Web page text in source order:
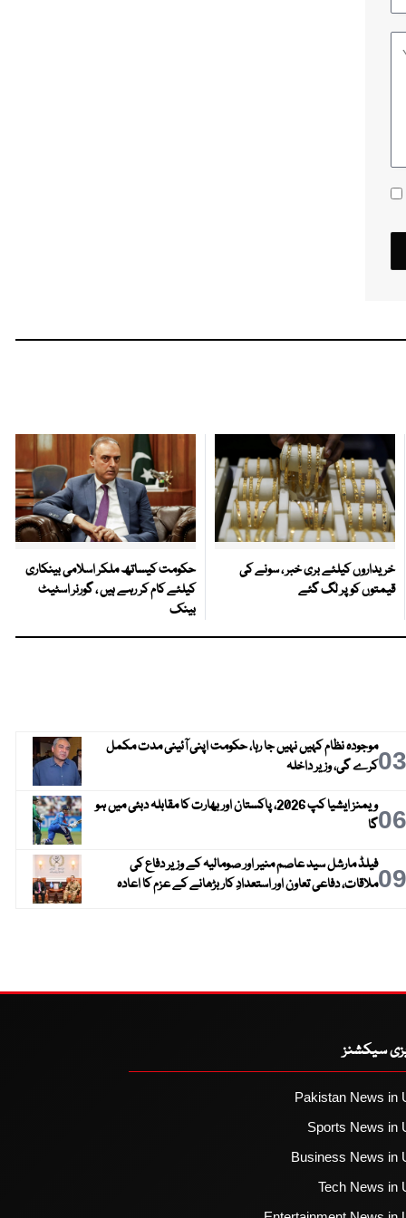
خریداروں کیلئے بری خبر ، سونے کی
قیمتوں کو پر لگ گئے
حکومت کیساتھ ملکر اسلامی بینکاری
کیلئے کام کر رہے ہیں ، گورنر اسٹیٹ
بینک
03موجودہ نظام کہیں نہیں جا رہا، حکومت اپنی آئینی مدت مکمل
کرے گی، وزیر داخلہ
06
ویمنز ایشیا کپ 2026، پاکستان اور بھارت کا مقابلہ دبئی میں ہو
گا
09فیلڈ مارشل سید عاصم منیر اور صومالیہ کے وزیر دفاع کی
ملاقات، دفاعی تعاون اور استعدادِ کار بڑھانے کے عزم کا اعادہ
سیکشنز
Pakistan News in
Sports News in
Business News in
Tech News in